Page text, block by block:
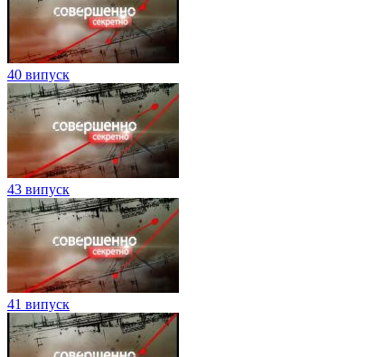
40 випуск
43 випуск
41 випуск